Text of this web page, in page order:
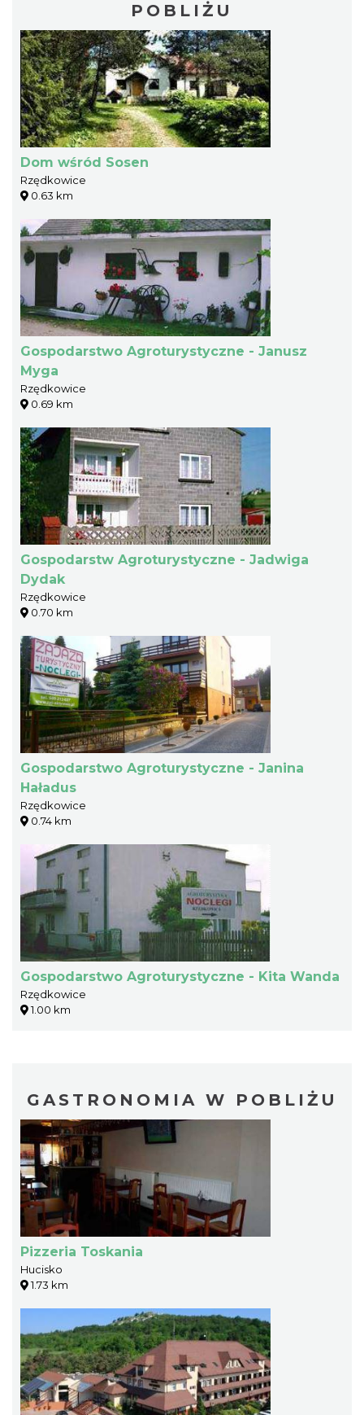
POBLIŻU
Dom wśród Sosen
Rzędkowice
0.63 km
Gospodarstwo Agroturystyczne - Janusz
Myga
Rzędkowice
0.69 km
Gospodarstw Agroturystyczne - Jadwiga
Dydak
Rzędkowice
0.70 km
Gospodarstwo Agroturystyczne - Janina
Haładus
Rzędkowice
0.74 km
Gospodarstwo Agroturystyczne - Kita Wanda
Rzędkowice
1.00 km
GASTRONOMIA W POBLIŻU
Pizzeria Toskania
Hucisko
1.73 km